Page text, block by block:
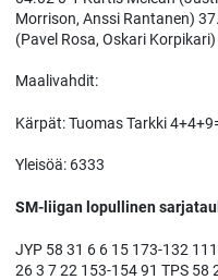
Morrison, Anssi Rantanen)
(Pavel Rosa, Oskari Korpikari)
Maalivahdit:
Kärpät: Tuomas Tarkki
Yleisöä: 6333
SM-liigan lopullinen
JYP 58 31 6 6 15 173-132
26 3 7 22 153-154 91 TPS 58